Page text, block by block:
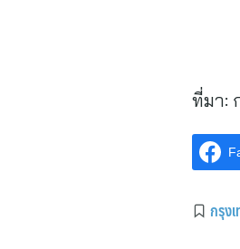
ที่มา:
กรุง